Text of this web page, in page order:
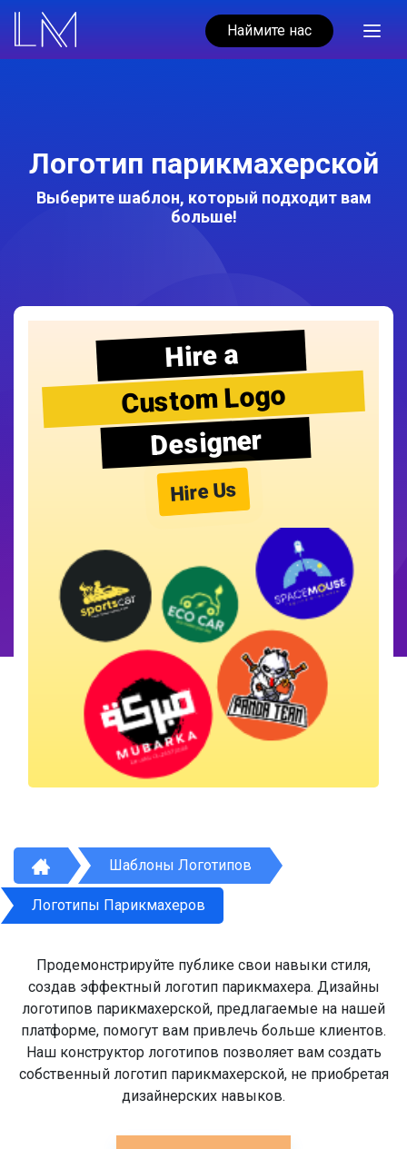
Наймите нас
Логотип парикмахерской
Выберите шаблон, который подходит вам
больше!
Hire a
Custom Logo
Designer
Hire Us
Шаблоны Логотипов
Логотипы Парикмахеров
Продемонстрируйте публике свои навыки стиля,
создав эффектный логотип парикмахера. Дизайны
логотипов парикмахерской, предлагаемые на нашей
платформе, помогут вам привлечь больше клиентов.
Наш конструктор логотипов позволяет вам создать
собственный логотип парикмахерской, не приобретая
дизайнерских навыков.